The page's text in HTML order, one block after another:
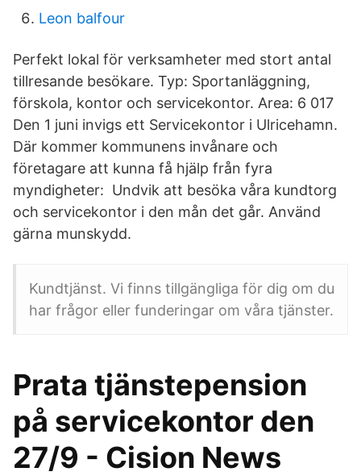
Leon balfour
Perfekt lokal för verksamheter med stort antal
tillresande besökare. Typ: Sportanläggning,
förskola, kontor och servicekontor. Area: 6 017
Den 1 juni invigs ett Servicekontor i Ulricehamn.
Där kommer kommunens invånare och
företagare att kunna få hjälp från fyra
myndigheter: Undvik att besöka våra kundtorg
och servicekontor i den mån det går. Använd
gärna munskydd.
Kundtjänst. Vi finns tillgängliga för dig om du
har frågor eller funderingar om våra tjänster.
Prata tjänstepension
på servicekontor den
27/9 - Cision News